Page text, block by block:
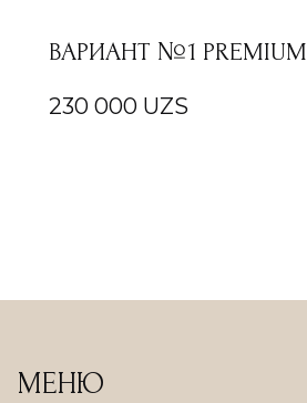
ВАРИАНТ №1 PREMIUM
230 000 UZS
МЕНЮ